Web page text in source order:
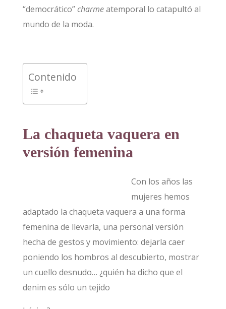
“democrático”charmeatemporal lo catapultó al
mundo de la moda.
Contenido
La chaqueta vaquera en
versión femenina
Con los años las
mujeres hemos
adaptado la chaqueta vaquera a una forma
femenina de llevarla, una personal versión
hecha de gestos y movimiento: dejarla caer
poniendo los hombros al descubierto, mostrar
un cuello desnudo… ¿quién ha dicho que el
denim es sólo un tejido